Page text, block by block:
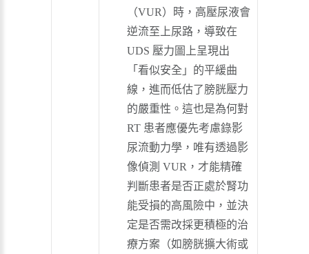
（VUR）時，高壓尿液會
逆流至上尿路，導致在
UDS 壓力圖上呈現出
「看似安全」的平緩曲
線，進而低估了膀胱壓力
的嚴重性。這也是為何對
RT 患者應優先考慮錄影
尿流動力學，唯有透過影
像偵測 VUR，才能精確
判斷患者是否正處於腎功
能受損的高風險中，並決
定是否需改採更積極的治
療方案（如膀胱擴大術或